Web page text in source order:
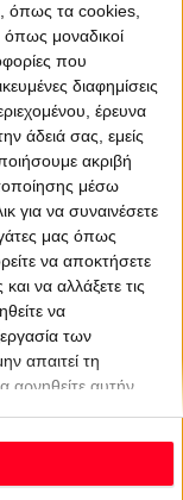
όπως τα cookies,
μοναδικοί
που
διαφημίσεις
έρευνα
άδειά σας, εμείς
ακριβή
μέσω
για να συναινέσετε
μας όπως
να αποκτήσετε
να αλλάξετε τις
να
των
απαιτεί τη
αρνηθείτε αυτήν
κλικ στο
Privacy Policy
Fotis Alexandrou